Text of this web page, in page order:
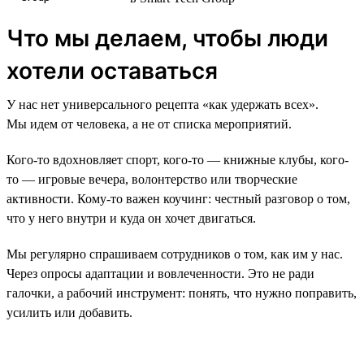
Что мы делаем, чтобы люди
хотели оставаться
У нас нет универсального рецепта «как удержать всех».
Мы идем от человека, а не от списка мероприятий.
Кого-то вдохновляет спорт, кого-то — книжные клубы, кого-
то — игровые вечера, волонтерство или творческие
активности. Кому-то важен коучинг: честный разговор о том,
что у него внутри и куда он хочет двигаться.
Мы регулярно спрашиваем сотрудников о том, как им у нас.
Через опросы адаптации и вовлеченности. Это не ради
галочки, а рабочий инструмент: понять, что нужно поправить,
усилить или добавить.